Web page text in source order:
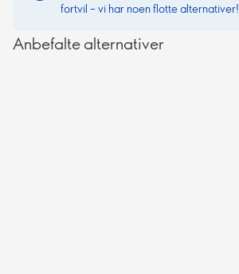
fortvil – vi har noen flotte alternativer!
Anbefalte alternativer